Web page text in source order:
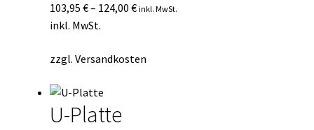
103,95 €– 124,00 € inkl. MwSt.
inkl. MwSt.
zzgl. Versandkosten
U-Platte